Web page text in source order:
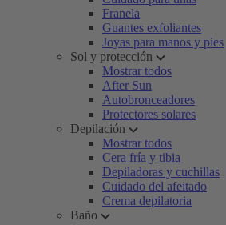
Franela
Guantes exfoliantes
Joyas para manos y pies
Sol y protección
Mostrar todos
After Sun
Autobronceadores
Protectores solares
Depilación
Mostrar todos
Cera fría y tibia
Depiladoras y cuchillas
Cuidado del afeitado
Crema depilatoria
Baño